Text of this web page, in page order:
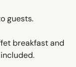
guests.
breakfast and